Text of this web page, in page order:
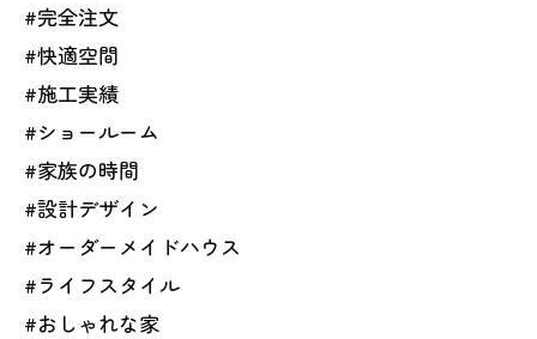
#完全注文
#快適空間
#施工実績
#ショールーム
#家族の時間
#設計デザイン
#オーダーメイドハウス
#ライフスタイル
#おしゃれな家